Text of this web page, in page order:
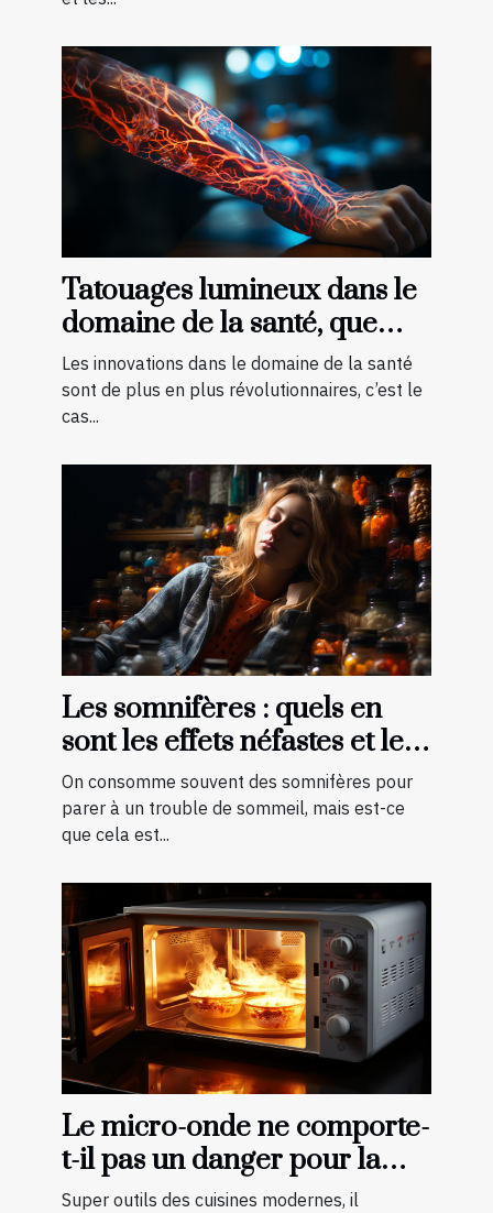
Tatouages lumineux dans le
domaine de la santé, que
faut-il savoir ?
Les innovations dans le domaine de la santé
sont de plus en plus révolutionnaires, c’est le
cas...
Les somnifères : quels en
sont les effets néfastes et les
palliatifs ?
On consomme souvent des somnifères pour
parer à un trouble de sommeil, mais est-ce
que cela est...
Le micro-onde ne comporte-
t-il pas un danger pour la
cuisson des aliments ?
Super outils des cuisines modernes, il